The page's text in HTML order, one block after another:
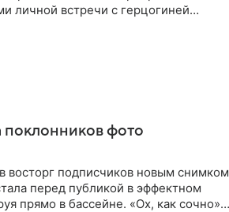
личной встречи с герцогиней
фото
восторг подписчиков новым снимком
перед публикой в эффектном
прямо в бассейне. «Ох, как сочно»,